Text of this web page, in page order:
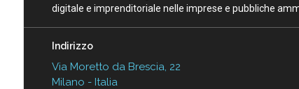
digitale e imprenditoriale nelle imprese e pubbliche
Indirizzo
Via Moretto da Brescia, 22
Milano - Italia